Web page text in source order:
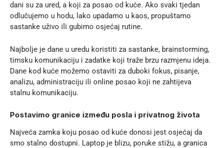
dani su za ured, a koji za posao od kuće. Ako svaki tjedan
odlučujemo u hodu, lako upadamo u kaos, propuštamo
sastanke uživo ili gubimo osjećaj rutine.
Najbolje je dane u uredu koristiti za sastanke, brainstorming,
timsku komunikaciju i zadatke koji traže brzu razmjenu ideja.
Dane kod kuće možemo ostaviti za duboki fokus, pisanje,
analizu, administraciju ili online posao koji ne zahtijeva
stalnu komunikaciju.
Postavimo granice između posla i privatnog života
Najveća zamka koju posao od kuće donosi jest osjećaj da
smo stalno dostupni. Laptop je blizu, poruke stižu, a granica